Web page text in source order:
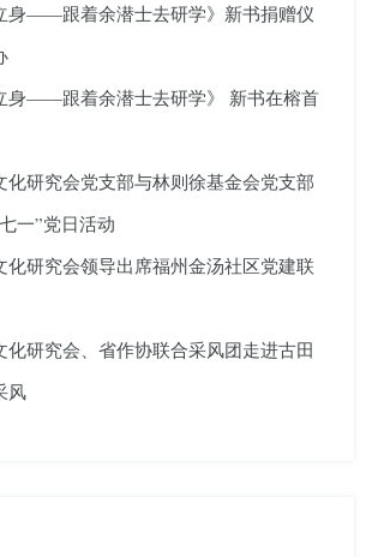
身——跟着余潜士去研学》新书捐赠仪
身——跟着余潜士去研学》 新书在榕首
化研究会党支部与林则徐基金会党支部
一”党日活动
化研究会领导出席福州金汤社区党建联
化研究会、省作协联合采风团走进古田
风